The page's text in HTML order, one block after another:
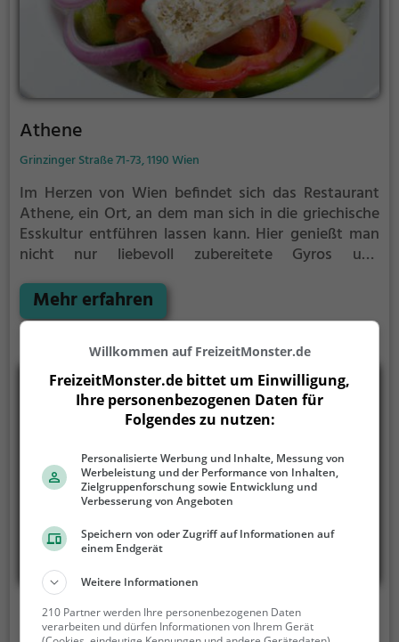
Athene
Grinzinger Straße 71-73, 1190 Wien
Im Herzen von Wien befindet sich das Restaurant
Athene, ein Ort, an dem man sich in die griechische
Esskultur entführen lassen kann. Hier genießt man
nicht nur liebevoll zubereitete Gyros und
Auswahl an veganen und vegetarischen Gerichten,
die jeden Gaumen verwöhnen. Das stilvolle
durch das vielfältige Angebot an Getränken probiert.
Tauche ein in die authentische Atmosphäre
Griechenlands und erlebe einen kulinarischen
Ausflug ins sonnige Athen.
Mehr erfahren
Achillion
Willkommen auf FreizeitMonster.de
FreizeitMonster.de bittet um Einwilligung,
Ihre personenbezogenen Daten für
Folgendes zu nutzen:
Personalisierte Werbung und Inhalte, Messung von
Werbeleistung und der Performance von Inhalten,
Zielgruppenforschung sowie Entwicklung und
Verbesserung von Angeboten
Speichern von oder Zugriff auf Informationen auf
einem Endgerät
Weitere Informationen
210 Partner werden Ihre personenbezogenen Daten
verarbeiten und dürfen Informationen von Ihrem Gerät